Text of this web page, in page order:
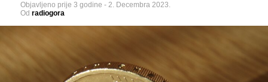
Objavljeno prije 3 godine - 2. Decembra 2023.
Od radiogora